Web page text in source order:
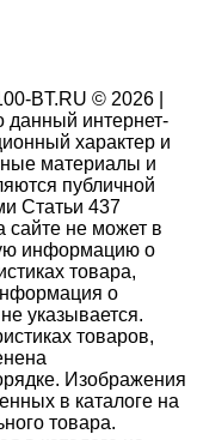
BT.RU © 2026 |
интернет-
характер и
материалы и
публичной
Статьи 437
сайте не может в
информацию о
товара,
о
указывается.
товаров,
Изображения
в каталоге на
товара.